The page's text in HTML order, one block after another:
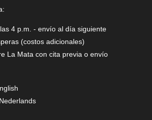
4 p.m. - envío al día siguiente
(costos adicionales)
La Mata con cita previa o envío